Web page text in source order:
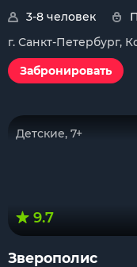
3-8 человек
г. Санкт-Петербург,
Забронировать
Детские, 7+
9.7
Зверополис